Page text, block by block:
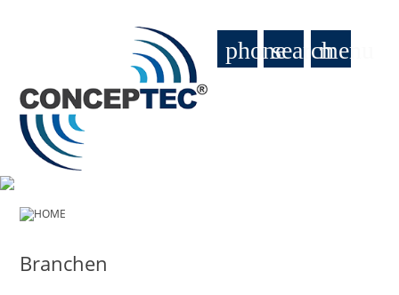
phonesearchmenu
HOME
Branchen